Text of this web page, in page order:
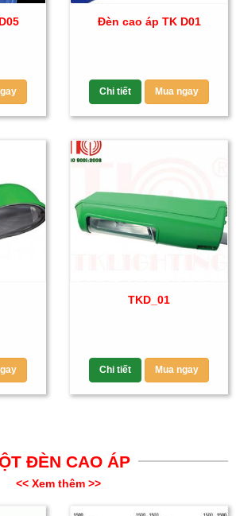
Đèn cao áp TK D01
Chi tiết Mua ngay
TKD_01
Chi tiết Mua ngay
ĐÈN CAO ÁP
<< Xem thêm >>